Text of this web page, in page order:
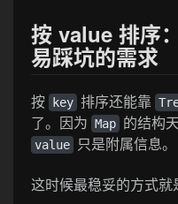
按 value 排序
易踩坑的需求
按 key 排序还能靠
了。因为 Map 的结构
value 只是附属信息。
这时候最稳妥的方式就